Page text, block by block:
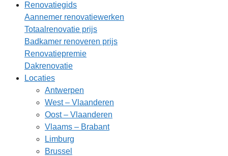
Renovatiegids
Aannemer renovatiewerken
Totaalrenovatie prijs
Badkamer renoveren prijs
Renovatiepremie
Dakrenovatie
Locaties
Antwerpen
West – Vlaanderen
Oost – Vlaanderen
Vlaams – Brabant
Limburg
Brussel